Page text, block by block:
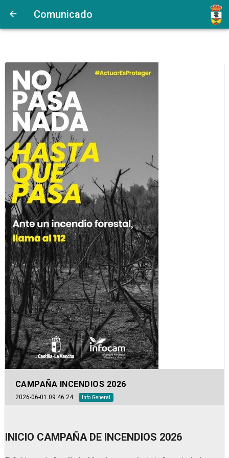
Comunicado
CAMPAÑA INCENDIOS 2026
2026-06-01 09:46:24 Info General
INICIO CAMPAÑA DE INCENDIOS 2026